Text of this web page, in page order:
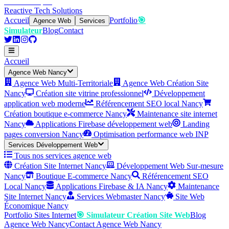
Reactive Tech Solutions
Accueil Agence Web Services Portfolio🎯
SimulateurBlogContact
Accueil
Agence Web Nancy
Agence Web Multi-Territoriale
Agence Web Création Site
Nancy
Création site vitrine professionnel
Développement
application web moderne
Référencement SEO local Nancy
Création boutique e-commerce Nancy
Maintenance site internet
Nancy
Applications Firebase développement web
Landing
pages conversion Nancy
Optimisation performance web INP
Services Développement Web
Tous nos services agence web
Création Site Internet Nancy
Développement Web Sur-mesure
Nancy
Boutique E-commerce Nancy
Référencement SEO
Local Nancy
Applications Firebase & IA Nancy
Maintenance
Site Internet Nancy
Services Webmaster Nancy
Site Web
Économique Nancy
Portfolio Sites Internet🎯 Simulateur Création Site WebBlog
Agence Web NancyContact Agence Web Nancy